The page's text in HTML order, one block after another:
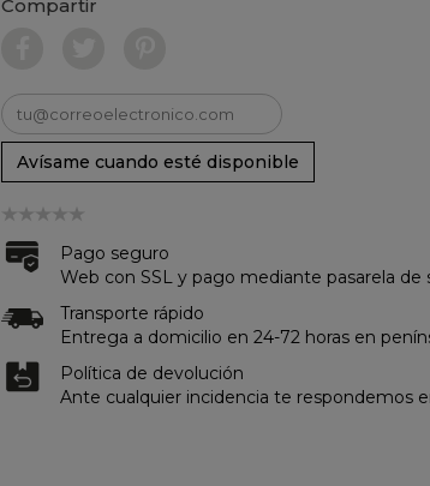
Compartir
Avísame cuando esté disponible
Pago seguro
Web con SSL y pago mediante pasarela de
Transporte rápido
Entrega a domicilio en 24-72 horas en
Política de devolución
Ante cualquier incidencia te respondemos